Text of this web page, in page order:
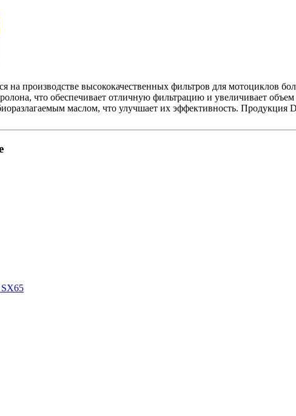
производстве высококачественных фильтров для мотоциклов
что обеспечивает отличную фильтрацию и увеличивает
маслом, что улучшает их эффективность. Продукция